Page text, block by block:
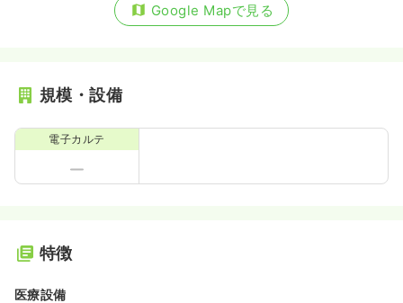
Google Mapで見る
規模・設備
電子カルテ
特徴
医療設備